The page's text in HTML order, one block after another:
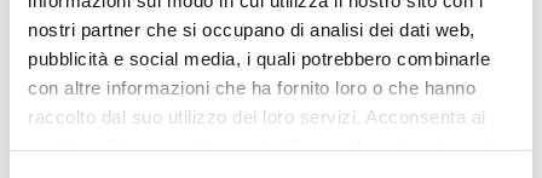
nostri partner che si occupano di analisi dei dati web,
pubblicità e social media, i quali potrebbero combinarle
con altre informazioni che ha fornito loro o che hanno
raccolto dal suo utilizzo dei loro servizi. Acconsenta ai
assistenza Post-Domanda
Assistenza Giudiziale in caso di
controversie o ricorsi
4) Acquisto, noleggio e riparazione biciclette